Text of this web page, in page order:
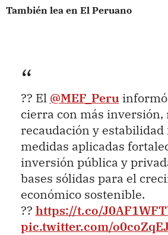
También lea en El Peruano
?? El @MEF_Peruinformó
cierra con más inversión,
recaudación y estabilidad
medidas aplicadas
inversión pública y
bases sólidas para el
económico sostenible.
?? https://t.co/
pic.twitter.com/